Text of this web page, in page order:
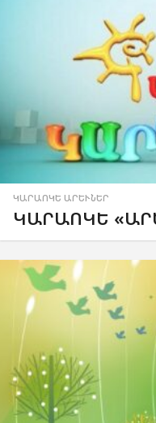
ԿԱՐԱՈԿԵ ԱՐԵՒՆԵՐ
ԿԱՐԱՈԿԵ